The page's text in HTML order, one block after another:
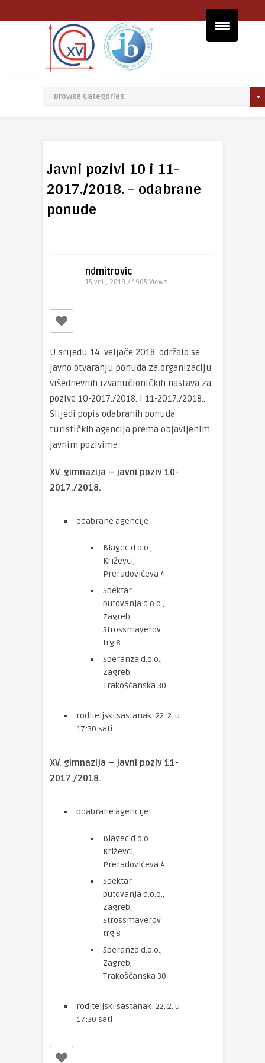
Javni pozivi 10 i 11-
2017./2018. – odabrane
ponude
ndmitrovic
15 velj, 2018 / 1905 Views
U srijedu 14. veljače 2018. održalo se
javno otvaranju ponuda za organizaciju
višednevnih izvanučioničkih nastava za
pozive 10-2017./2018. i 11-2017./2018..
Slijedi popis odabranih ponuda
turističkih agencija prema objavljenim
javnim pozivima:
XV. gimnazija – javni poziv 10-
2017./2018.
odabrane agencije:
Blagec d.o.o.,
Križevci,
Preradovićeva 4
Spektar
putovanja d.o.o.,
Zagreb,
Strossmayerov
trg 8
Speranza d.o.o.,
Zagreb,
Trakošćanska 30
roditeljski sastanak: 22. 2. u
17:30 sati
XV. gimnazija – javni poziv 11-
2017./2018.
odabrane agencije:
Blagec d.o.o.,
Križevci,
Preradovićeva 4
Spektar
putovanja d.o.o.,
Zagreb,
Strossmayerov
trg 8
Speranza d.o.o.,
Zagreb,
Trakošćanska 30
roditeljski sastanak: 22. 2. u
17:30 sati